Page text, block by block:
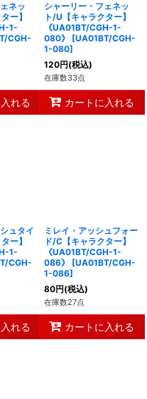
ネッ
ー】
1-
CGH-
れる
シャーリー・フェネッ
ト/U【キャラクター】
《UA01BT/CGH-1-
080》
[UA01BT/CGH-
1-080]
120円(税込)
在庫数33点
カートに入れる
ュタイ
ー】
1-
CGH-
れる
ミレイ・アッシュフォー
ド/C【キャラクター】
《UA01BT/CGH-1-
086》
[UA01BT/CGH-
1-086]
80円(税込)
在庫数27点
カートに入れる